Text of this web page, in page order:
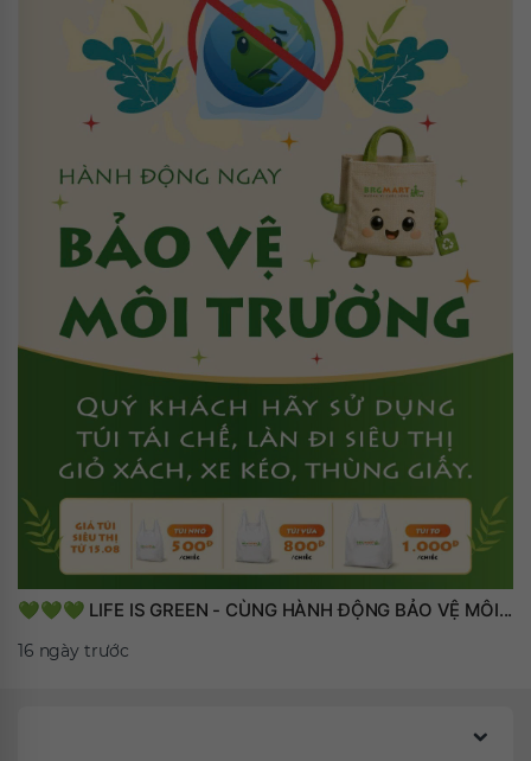
💚💚💚 LIFE IS GREEN - CÙNG HÀNH ĐỘNG BẢO VỆ MÔI...
16 ngày trước